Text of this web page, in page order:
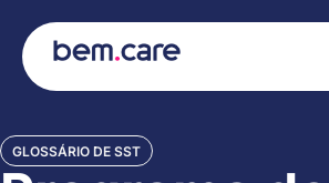
GLOSSÁRIO DE SST